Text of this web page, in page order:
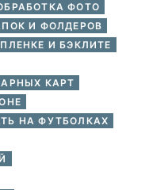
ФОТО
И ФОЛДЕРОВ
И БЭКЛИТЕ
КАРТ
НА ФУТБОЛКАХ